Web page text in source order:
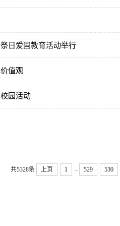
日爱国教育活动举行
值观
园活动
共5328条 上页 1 529 530